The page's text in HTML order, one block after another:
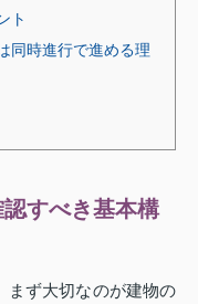
ト
同時進行で進める理
すべき基本構
まず大切なのが建物の